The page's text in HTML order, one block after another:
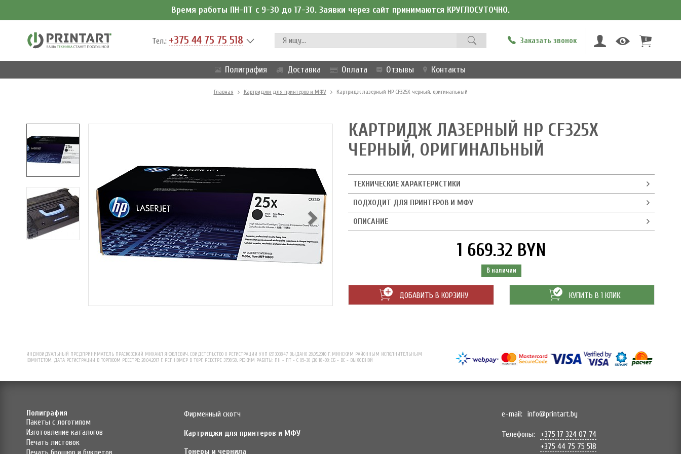
Время работы ПН-ПТ с 9-30 до 17-30. Заявки через сайт принимаются КРУГЛОСУТОЧНО.
Тел.: +375 44 75 75 518 Заказать звонок 0
Полиграфия Доставка Оплата Отзывы Контакты
Главная Картриджи для принтеров и МФУ Картридж лазерный HP CF325X черный, оригинальный
КАРТРИДЖ ЛАЗЕРНЫЙ HP CF325X
ЧЕРНЫЙ, ОРИГИНАЛЬНЫЙ
ТЕХНИЧЕСКИЕ ХАРАКТЕРИСТИКИ
ПОДХОДИТ ДЛЯ ПРИНТЕРОВ И МФУ
ОПИСАНИЕ
1 669.32 BYN
В наличии
ДОБАВИТЬ В КОРЗИНУ КУПИТЬ В 1 КЛИК
ИНДИВИДУАЛЬНЫЙ ПРЕДПРИНИМАТЕЛЬ ПРАСКОВСКИЙ МИХАИЛ ЯКОВЛЕВИЧ. СВИДЕТЕЛЬСТВО О РЕГИСТРАЦИИ УНП 691303847 ВЫДАНО 28.05.2010 Г. МИНСКИМ РАЙОННЫМ ИСПОЛНИТЕЛЬНЫМ
КОМИТЕТОМ. ДАТА РЕГИСТРАЦИИ В ТОРГОВОМ РЕЕСТРЕ: 28.04.2017 Г. РЕГ. НОМЕР В ТОРГ. РЕЕСТРЕ 379858. РЕЖИМ РАБОТЫ: ПН - ПТ - С 09-30 ДО 18-00; СБ - ВС - ВЫХОДНОЙ
Полиграфия
Пакеты с логотипом
Изготовление каталогов
Печать листовок
Фирменный скотч
Картриджи для принтеров и МФУ
Тонеры и чернила
e-mail: info@printart.by
Телефоны:
+375 17 324 07 74
+375 44 75 75 518